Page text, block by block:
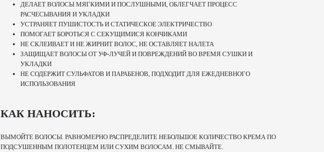
ДЕЛАЕТ ВОЛОСЫ МЯГКИМИ И ПОСЛУШНЫМИ, ОБЛЕГЧАЕТ ПРОЦЕСС
РАСЧЕСЫВАНИЯ И УКЛАДКИ
УСТРАНЯЕТ ПУШИСТОСТЬ И СТАТИЧЕСКОЕ ЭЛЕКТРИЧЕСТВО
ПОМОГАЕТ БОРОТЬСЯ С СЕКУЩИМИСЯ КОНЧИКАМИ
НЕ СКЛЕИВАЕТ И НЕ ЖИРНИТ ВОЛОС, НЕ ОСТАВЛЯЕТ НАЛЕТА
ЗАЩИЩАЕТ ВОЛОСЫ ОТ УФ-ЛУЧЕЙ И ПОВРЕЖДЕНИЙ ВО ВРЕМЯ СУШКИ И
УКЛАДКИ
НЕ СОДЕРЖИТ СУЛЬФАТОВ И ПАРАБЕНОВ, ПОДХОДИТ ДЛЯ ЕЖЕДНЕВНОГО
ИСПОЛЬЗОВАНИЯ
КАК НАНОСИТЬ:
ВЫМОЙТЕ ВОЛОСЫ. РАВНОМЕРНО РАСПРЕДЕЛИТЕ НЕБОЛЬШОЕ КОЛИЧЕСТВО КРЕМА ПО
ПОДСУШЕННЫМ ПОЛОТЕНЦЕМ ИЛИ СУХИМ ВОЛОСАМ. НЕ СМЫВАЙТЕ.